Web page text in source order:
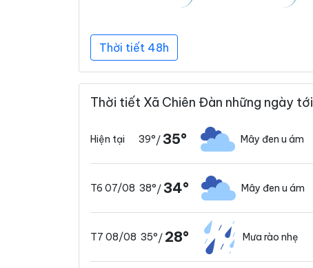
Thời tiết 48h
Thời tiết Xã Chiên Đàn những ngày tới
Hiện tại 39°/35° Mây đen u ám
T6 07/08 38°/34° Mây đen u ám
T7 08/08 35°/ 28° Mưa rào nhẹ